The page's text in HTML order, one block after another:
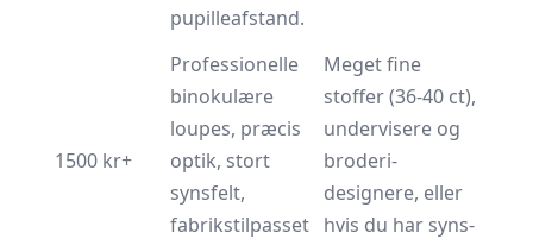
pupilleafstand.
1500 kr+
Professionelle
binokulære
loupes, præcis
optik, stort
synsfelt,
fabrikstilpasset
Meget fine
stoffer (36-40 ct),
undervisere og
broderi­
designere, eller
hvis du har syns­